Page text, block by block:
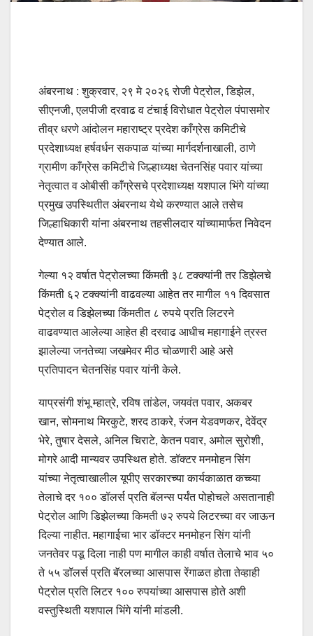
अंबरनाथ : शुक्रवार, २९ मे २०२६ रोजी पेट्रोल, डिझेल,
सीएनजी, एलपीजी दरवाढ व टंचाई विरोधात पेट्रोल पंपासमोर
तीव्र धरणे आंदोलन महाराष्ट्र प्रदेश काँग्रेस कमिटीचे
प्रदेशाध्यक्ष हर्षवर्धन सकपाळ यांच्या मार्गदर्शनाखाली, ठाणे
ग्रामीण काँग्रेस कमिटीचे जिल्हाध्यक्ष चेतनसिंह पवार यांच्या
नेतृत्वात व ओबीसी काँग्रेसचे प्रदेशाध्यक्ष यशपाल भिंगे यांच्या
प्रमुख उपस्थितीत अंबरनाथ येथे करण्यात आले तसेच
जिल्हाधिकारी यांना अंबरनाथ तहसीलदार यांच्यामार्फत निवेदन
देण्यात आले.
गेल्या १२ वर्षात पेट्रोलच्या किंमती ३८ टक्क्यांनी तर डिझेलचे
किंमती ६२ टक्क्यांनी वाढवल्या आहेत तर मागील ११ दिवसात
पेट्रोल व डिझेलच्या किंमतीत ८ रुपये प्रति लिटरने
वाढवण्यात आलेल्या आहेत ही दरवाढ आधीच महागाईने त्रस्त
झालेल्या जनतेच्या जखमेवर मीठ चोळणारी आहे असे
प्रतिपादन चेतनसिंह पवार यांनी केले.
याप्रसंगी शंभू म्हात्रे, रविष तांडेल, जयवंत पवार, अकबर
खान, सोमनाथ मिरकुटे, शरद ठाकरे, रंजन येडवणकर, देवेंद्र
भेरे, तुषार देसले, अनिल चिराटे, केतन पवार, अमोल सुरोशी,
मोगरे आदी मान्यवर उपस्थित होते. डॉक्टर मनमोहन सिंग
यांच्या नेतृत्वाखालील यूपीए सरकारच्या कार्यकाळात कच्च्या
तेलाचे दर १०० डॉलर्स प्रति बॅलन्स पर्यंत पोहोचले असतानाही
पेट्रोल आणि डिझेलच्या किमती ७२ रुपये लिटरच्या वर जाऊन
दिल्या नाहीत. महागाईचा भार डॉक्टर मनमोहन सिंग यांनी
जनतेवर पडू दिला नाही पण मागील काही वर्षात तेलाचे भाव ५०
ते ५५ डॉलर्स प्रति बॅरलच्या आसपास रेंगाळत होता तेव्हाही
पेट्रोल प्रति लिटर १०० रुपयांच्या आसपास होते अशी
वस्तुस्थिती यशपाल भिंगे यांनी मांडली.